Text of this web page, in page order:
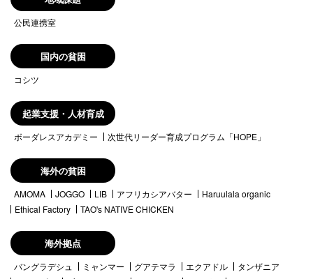
公民連携室
国内の貧困
コシツ
起業支援・人材育成
ボーダレスアカデミー 次世代リーダー育成プログラム「HOPE」
海外の貧困
AMOMA JOGGO LIB アフリカシアバター
Haruulala organic
Ethical Factory
TAO's NATIVE CHICKEN
海外拠点
バングラデシュ ミャンマー グアテマラ エクアドル
タンザニア